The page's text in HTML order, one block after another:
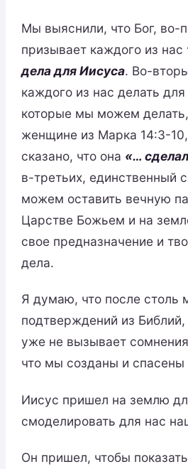
Мы выяснили, что Бог, во-
призывает каждого из нас
дела для Иисуса. Во-
каждого из нас делать
которые мы можем
женщине из Марка 14:3-10,
сказано, что она «…
в-третьих, единственный
можем оставить вечную
Царстве Божьем и на
свое предназначение и
дела.
Я думаю, что после столь
подтверждений из Библий,
уже не вызывает
что мы созданы и
Иисус пришел на землю
смоделировать для нас
Он пришел, чтобы